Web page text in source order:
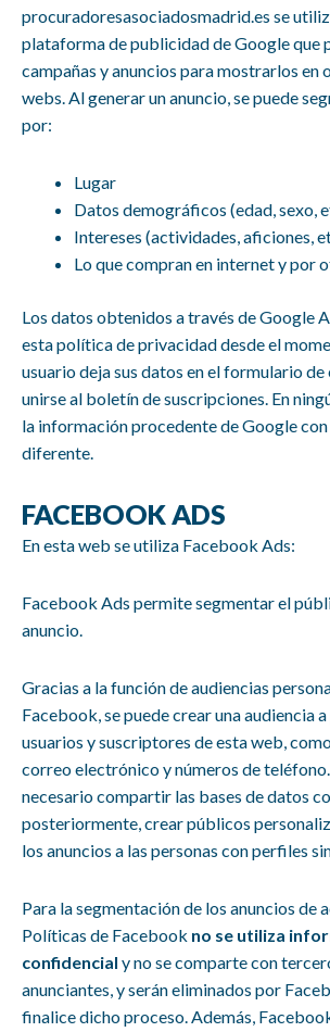
procuradoresasociadosmadrid.es se
plataforma de publicidad de Google que
campañas y anuncios para mostrarlos en
webs. Al generar un anuncio, se puede
por:
Lugar
Datos demográficos (edad, sexo,
Intereses (actividades, aficiones,
Lo que compran en internet y por
Los datos obtenidos a través de Google
esta política de privacidad desde el
usuario deja sus datos en el formulario
unirse al boletín de suscripciones. En
la información procedente de Google
diferente.
FACEBOOK ADS
En esta web se utiliza Facebook Ads:
Facebook Ads permite segmentar el
anuncio.
Gracias a la función de audiencias
Facebook, se puede crear una audiencia
usuarios y suscriptores de esta web,
correo electrónico y números de teléfono.
necesario compartir las bases de datos
posteriormente, crear públicos
los anuncios a las personas con perfiles
Para la segmentación de los anuncios de
Políticas de Facebook no se utiliza
confidencial y no se comparte con
anunciantes, y serán eliminados por
finalice dicho proceso. Además,